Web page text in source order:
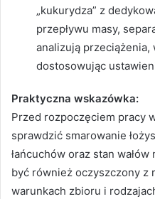
„kukurydza” z
przepływu masy,
analizują przeciążenia,
dostosowując
Praktyczna wskazówka:
Przed rozpoczęciem pracy
sprawdzić smarowanie
łańcuchów oraz stan
być również oczyszczony z
warunkach zbioru i